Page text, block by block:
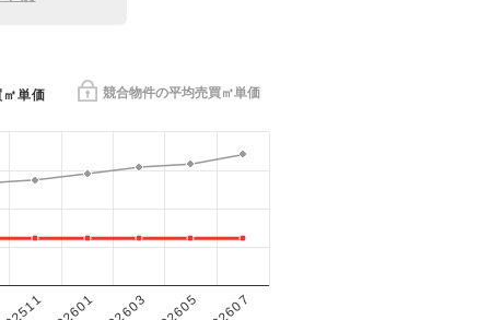
競合物件の平均売買㎡単価
単価